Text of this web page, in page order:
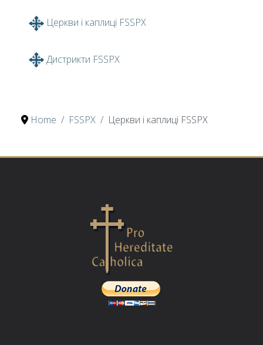
Церкви і каплиці FSSPX
Дистрикти FSSPX
Home FSSPX Церкви і каплиці FSSPX